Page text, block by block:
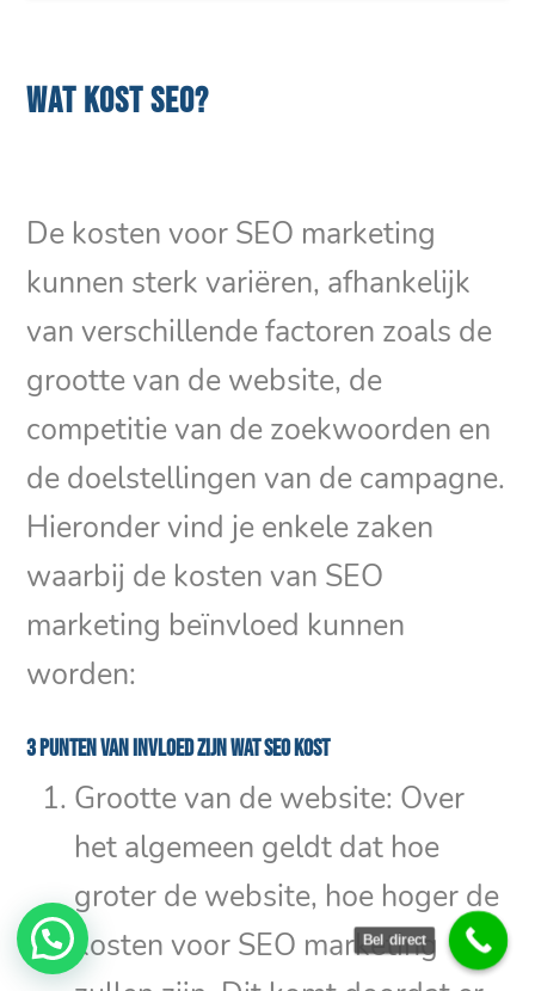
WAT KOST SEO?
De kosten voor SEO marketing
kunnen sterk variëren, afhankelijk
van verschillende factoren zoals de
grootte van de website, de
competitie van de zoekwoorden en
de doelstellingen van de campagne.
Hieronder vind je enkele zaken
waarbij de kosten van SEO
marketing beïnvloed kunnen
worden:
3 punten van invloed zijn wat SEO kost
Grootte van de website: Over
het algemeen geldt dat hoe
groter de website, hoe hoger de
kosten voor SEO marketing
Bel direct